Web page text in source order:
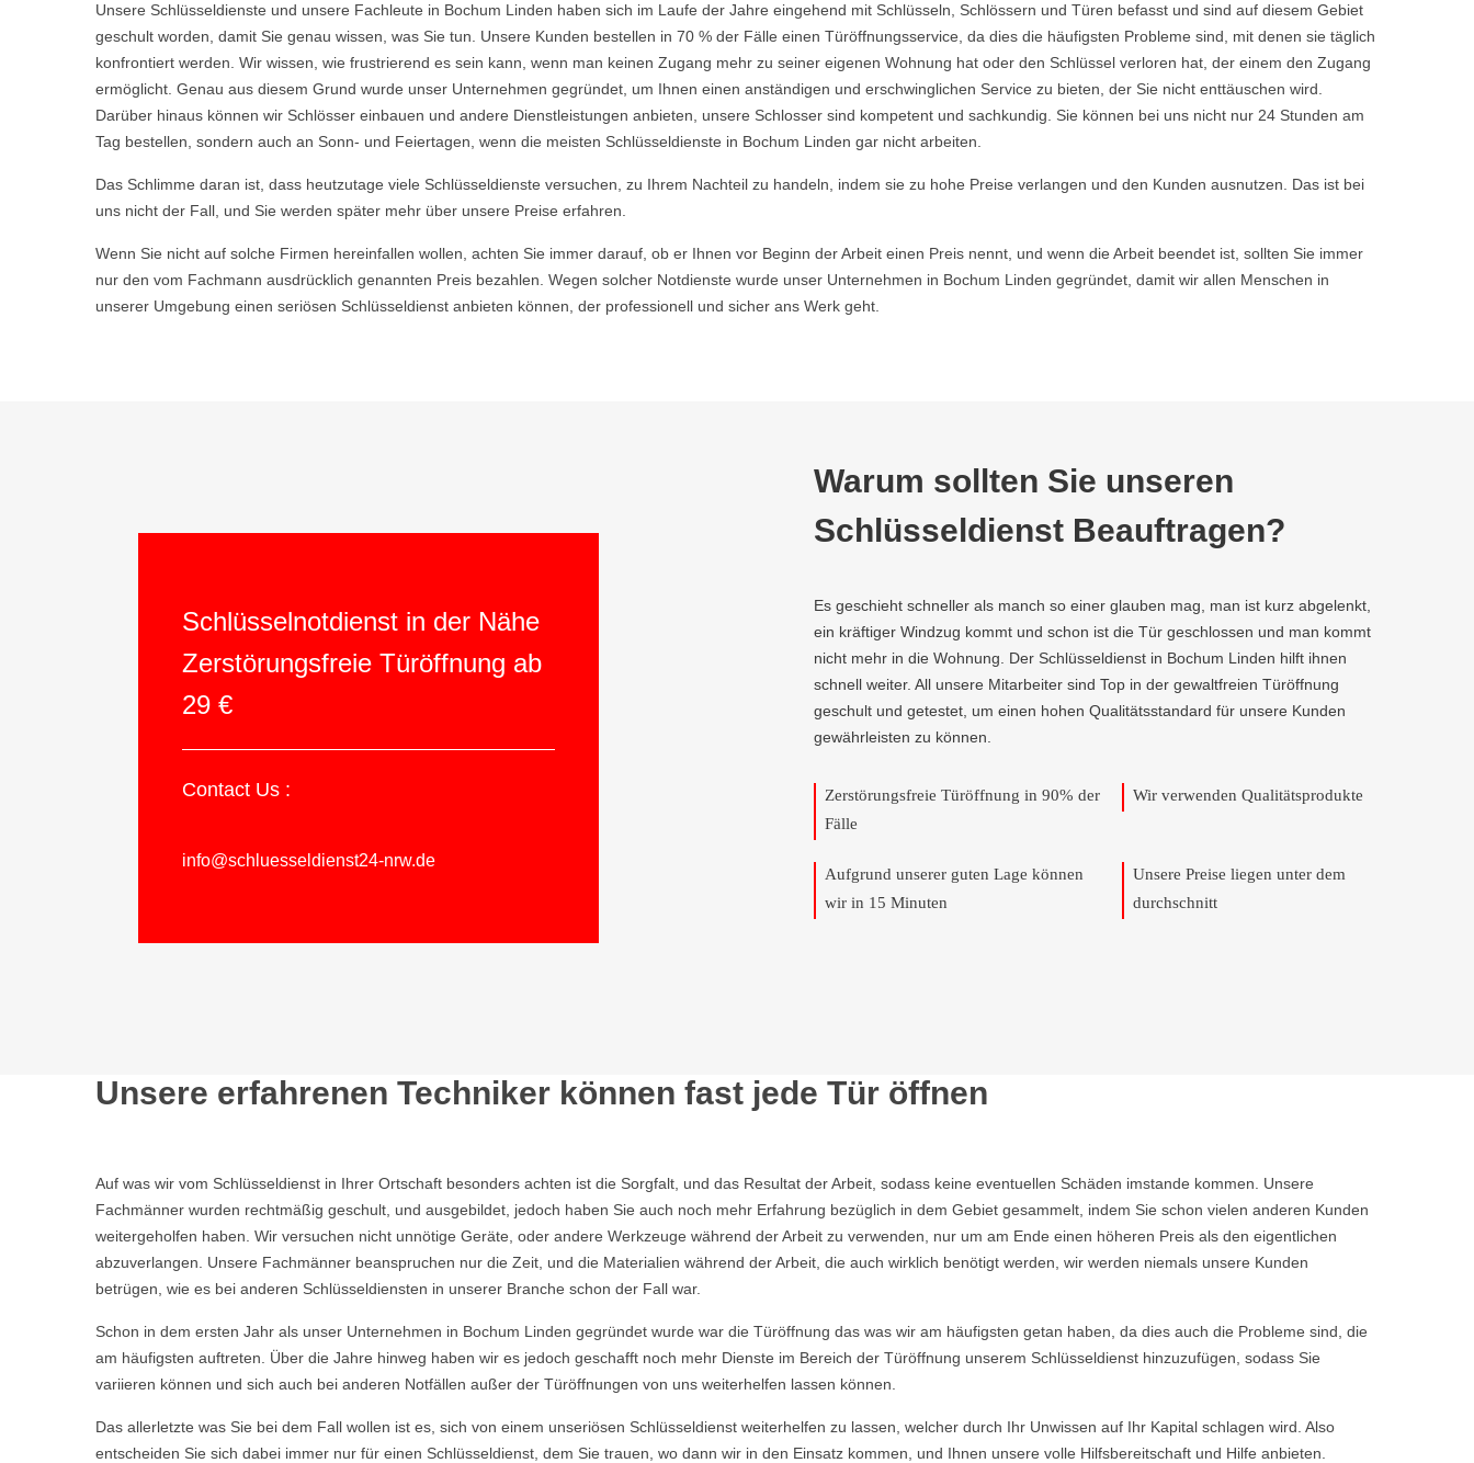
Unsere Schlüsseldienste und unsere Fachleute in Bochum Linden haben sich im Laufe der Jahre eingehend mit Schlüsseln, Schlössern und Türen befasst und sind auf diesem Gebiet
geschult worden, damit Sie genau wissen, was Sie tun. Unsere Kunden bestellen in 70 % der Fälle einen Türöffnungsservice, da dies die häufigsten Probleme sind, mit denen sie täglich
konfrontiert werden. Wir wissen, wie frustrierend es sein kann, wenn man keinen Zugang mehr zu seiner eigenen Wohnung hat oder den Schlüssel verloren hat, der einem den Zugang
ermöglicht. Genau aus diesem Grund wurde unser Unternehmen gegründet, um Ihnen einen anständigen und erschwinglichen Service zu bieten, der Sie nicht enttäuschen wird.
Darüber hinaus können wir Schlösser einbauen und andere Dienstleistungen anbieten, unsere Schlosser sind kompetent und sachkundig. Sie können bei uns nicht nur 24 Stunden am
Tag bestellen, sondern auch an Sonn- und Feiertagen, wenn die meisten Schlüsseldienste in Bochum Linden gar nicht arbeiten.
Das Schlimme daran ist, dass heutzutage viele Schlüsseldienste versuchen, zu Ihrem Nachteil zu handeln, indem sie zu hohe Preise verlangen und den Kunden ausnutzen. Das ist bei
uns nicht der Fall, und Sie werden später mehr über unsere Preise erfahren.
Wenn Sie nicht auf solche Firmen hereinfallen wollen, achten Sie immer darauf, ob er Ihnen vor Beginn der Arbeit einen Preis nennt, und wenn die Arbeit beendet ist, sollten Sie immer
nur den vom Fachmann ausdrücklich genannten Preis bezahlen. Wegen solcher Notdienste wurde unser Unternehmen in Bochum Linden gegründet, damit wir allen Menschen in
unserer Umgebung einen seriösen Schlüsseldienst anbieten können, der professionell und sicher ans Werk geht.
Schlüsselnotdienst in der Nähe
Zerstörungsfreie Türöffnung ab
29 €
Contact Us :
info@schluesseldienst24-nrw.de
Warum sollten Sie unseren
Schlüsseldienst Beauftragen?
Es geschieht schneller als manch so einer glauben mag, man ist kurz abgelenkt,
ein kräftiger Windzug kommt und schon ist die Tür geschlossen und man kommt
nicht mehr in die Wohnung. Der Schlüsseldienst in Bochum Linden hilft ihnen
schnell weiter. All unsere Mitarbeiter sind Top in der gewaltfreien Türöffnung
geschult und getestet, um einen hohen Qualitätsstandard für unsere Kunden
gewährleisten zu können.
Zerstörungsfreie Türöffnung in 90% der
Fälle
Wir verwenden Qualitätsprodukte
Aufgrund unserer guten Lage können
wir in 15 Minuten
Unsere Preise liegen unter dem
durchschnitt
Unsere erfahrenen Techniker können fast jede Tür öffnen
Auf was wir vom Schlüsseldienst in Ihrer Ortschaft besonders achten ist die Sorgfalt, und das Resultat der Arbeit, sodass keine eventuellen Schäden imstande kommen. Unsere
Fachmänner wurden rechtmäßig geschult, und ausgebildet, jedoch haben Sie auch noch mehr Erfahrung bezüglich in dem Gebiet gesammelt, indem Sie schon vielen anderen Kunden
weitergeholfen haben. Wir versuchen nicht unnötige Geräte, oder andere Werkzeuge während der Arbeit zu verwenden, nur um am Ende einen höheren Preis als den eigentlichen
abzuverlangen. Unsere Fachmänner beanspruchen nur die Zeit, und die Materialien während der Arbeit, die auch wirklich benötigt werden, wir werden niemals unsere Kunden
betrügen, wie es bei anderen Schlüsseldiensten in unserer Branche schon der Fall war.
Schon in dem ersten Jahr als unser Unternehmen in Bochum Linden gegründet wurde war die Türöffnung das was wir am häufigsten getan haben, da dies auch die Probleme sind, die
am häufigsten auftreten. Über die Jahre hinweg haben wir es jedoch geschafft noch mehr Dienste im Bereich der Türöffnung unserem Schlüsseldienst hinzuzufügen, sodass Sie
variieren können und sich auch bei anderen Notfällen außer der Türöffnungen von uns weiterhelfen lassen können.
Das allerletzte was Sie bei dem Fall wollen ist es, sich von einem unseriösen Schlüsseldienst weiterhelfen zu lassen, welcher durch Ihr Unwissen auf Ihr Kapital schlagen wird. Also
entscheiden Sie sich dabei immer nur für einen Schlüsseldienst, dem Sie trauen, wo dann wir in den Einsatz kommen, und Ihnen unsere volle Hilfsbereitschaft und Hilfe anbieten.